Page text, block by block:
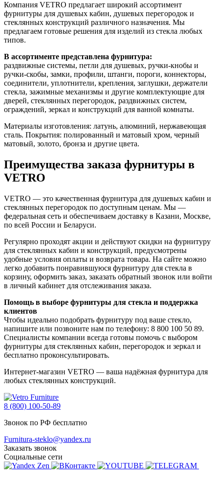
Компания VETRO предлагает широкий ассортимент
фурнитуры для душевых кабин, душевых перегородок и
стеклянных конструкций различного назначения. Мы
предлагаем готовые решения для изделий из стекла любых
типов.
В ассортименте представлена фурнитура:
раздвижные системы, петли для душевых, ручки-кнобы и
ручки-скобы, замки, профили, штанги, пороги, коннекторы,
соединители, уплотнители, крепления, заглушки, держатели
стекла, зажимные механизмы и другие комплектующие для
дверей, стеклянных перегородок, раздвижных систем,
ограждений, зеркал и конструкций для ванной комнаты.
Материалы изготовления: латунь, алюминий, нержавеющая
сталь. Покрытия: полированный и матовый хром, черный
матовый, золото, бронза и другие цвета.
Преимущества заказа фурнитуры в
VETRO
VETRO — это качественная фурнитура для душевых кабин и
стеклянных перегородок по доступным ценам. Мы —
федеральная сеть и обеспечиваем доставку в Казани, Москве,
по всей России и Беларуси.
Регулярно проходят акции и действуют скидки на фурнитуру
для стеклянных кабин и конструкций, предусмотрены
удобные условия оплаты и возврата товара. На сайте можно
легко добавить понравившуюся фурнитуру для стекла в
корзину, оформить заказ, заказать обратный звонок или войти
в личный кабинет для отслеживания заказа.
Помощь в выборе фурнитуры для стекла и поддержка
клиентов
Чтобы идеально подобрать фурнитуру под ваше стекло,
напишите или позвоните нам по телефону: 8 800 100 50 89.
Специалисты компании всегда готовы помочь с выбором
фурнитуры для стеклянных кабин, перегородок и зеркал и
бесплатно проконсультировать.
Интернет-магазин VETRO — ваша надёжная фурнитура для
любых стеклянных конструкций.
8 (800) 100-50-89
Звонок по РФ бесплатно
Furnitura-steklo@yandex.ru
Заказать звонок
Социальные сети